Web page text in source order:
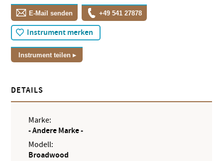
E-Mail senden +49 541 27878
Instrument merken
Instrument teilen
DETAILS
Marke:
- Andere Marke -
Modell:
Broadwood